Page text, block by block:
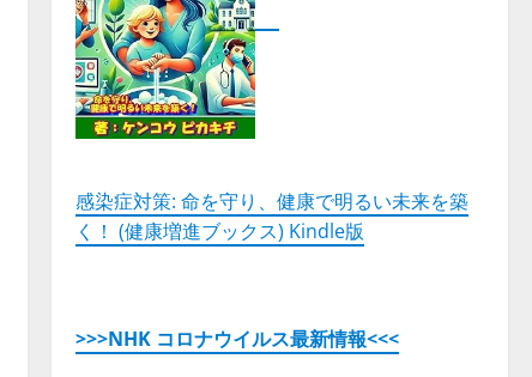
感染症対策: 命を守り、健康で明るい未来を築
く！ (健康増進ブックス) Kindle版
>>>NHK コロナウイルス最新情報<<<